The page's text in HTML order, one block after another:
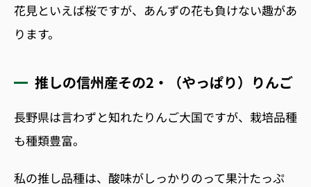
花見といえば桜ですが、あんずの花も負けない趣があ
ります。
推しの信州産その2・（やっぱり）りんご
長野県は言わずと知れたりんご大国ですが、栽培品種
も種類豊富。
私の推し品種は、酸味がしっかりのって果汁たっぷ